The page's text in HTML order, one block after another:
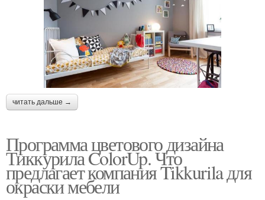
читать дальше →
Программа цветового дизайна
Тиккурила ColorUp. Что
предлагает компания Tikkurila для
окраски мебели